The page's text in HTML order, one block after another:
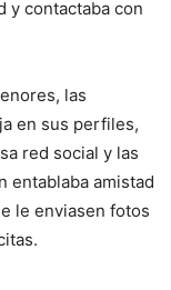
y contactaba con
las
en sus perfiles,
red social y las
entablaba amistad
le enviasen fotos